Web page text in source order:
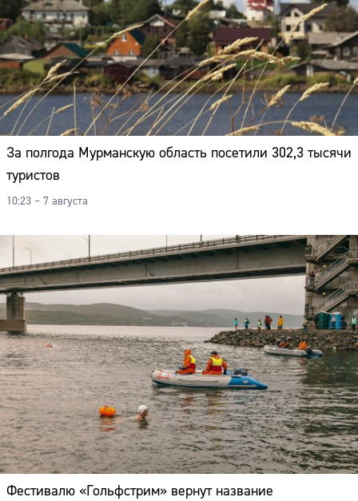
За полгода Мурманскую область посетили 302,3 тысячи
туристов
10:23 – 7 августа
Фестивалю «Гольфстрим» вернут название